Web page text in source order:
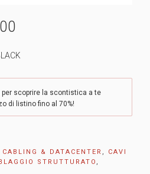
per scoprire la scontistica a te
di listino fino al 70%!
CABLING & DATACENTER , CAVI
STRUTTURATO ,